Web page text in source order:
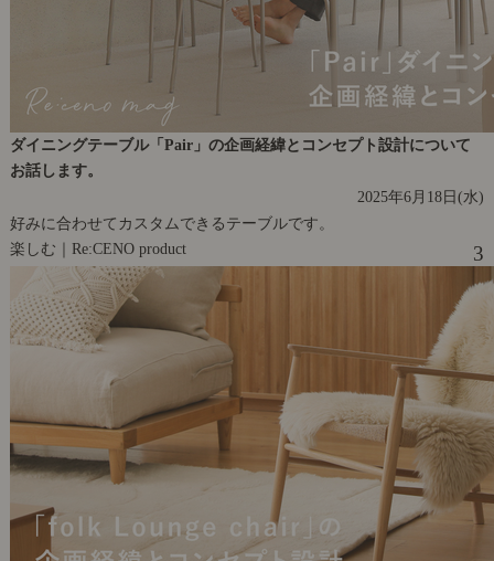
ダイニングテーブル「Pair」の企画経緯とコンセプト設計について
お話します。
2025年6月18日(水)
好みに合わせてカスタムできるテーブルです。
楽しむ｜Re:CENO product
3